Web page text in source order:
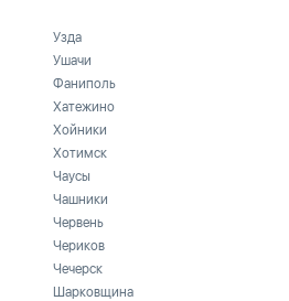
Узда
Ушачи
Фаниполь
Хатежино
Хойники
Хотимск
Чаусы
Чашники
Червень
Чериков
Чечерск
Шарковщина